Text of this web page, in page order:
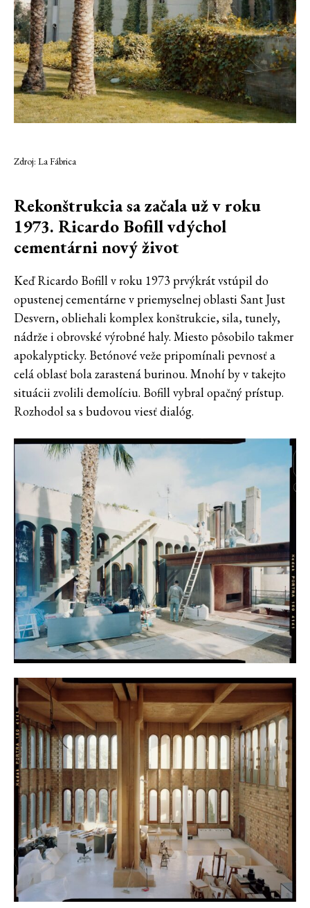
Zdroj: La Fábrica
Rekonštrukcia sa začala už v roku
1973. Ricardo Bofill vdýchol
cementárni nový život
Keď Ricardo Bofill v roku 1973 prvýkrát vstúpil do
opustenej cementárne v priemyselnej oblasti Sant Just
Desvern, obliehali komplex konštrukcie, sila, tunely,
nádrže i obrovské výrobné haly. Miesto pôsobilo takmer
apokalypticky. Betónové veže pripomínali pevnosť a
celá oblasť bola zarastená burinou. Mnohí by v takejto
situácii zvolili demolíciu. Bofill vybral opačný prístup.
Rozhodol sa s budovou viesť dialóg.